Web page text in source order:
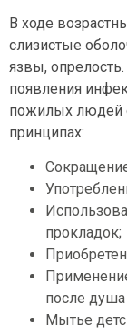
В ходе
слизистые
язвы,
появления
пожилых людей
принципах:
прокладок;
после
Мытье